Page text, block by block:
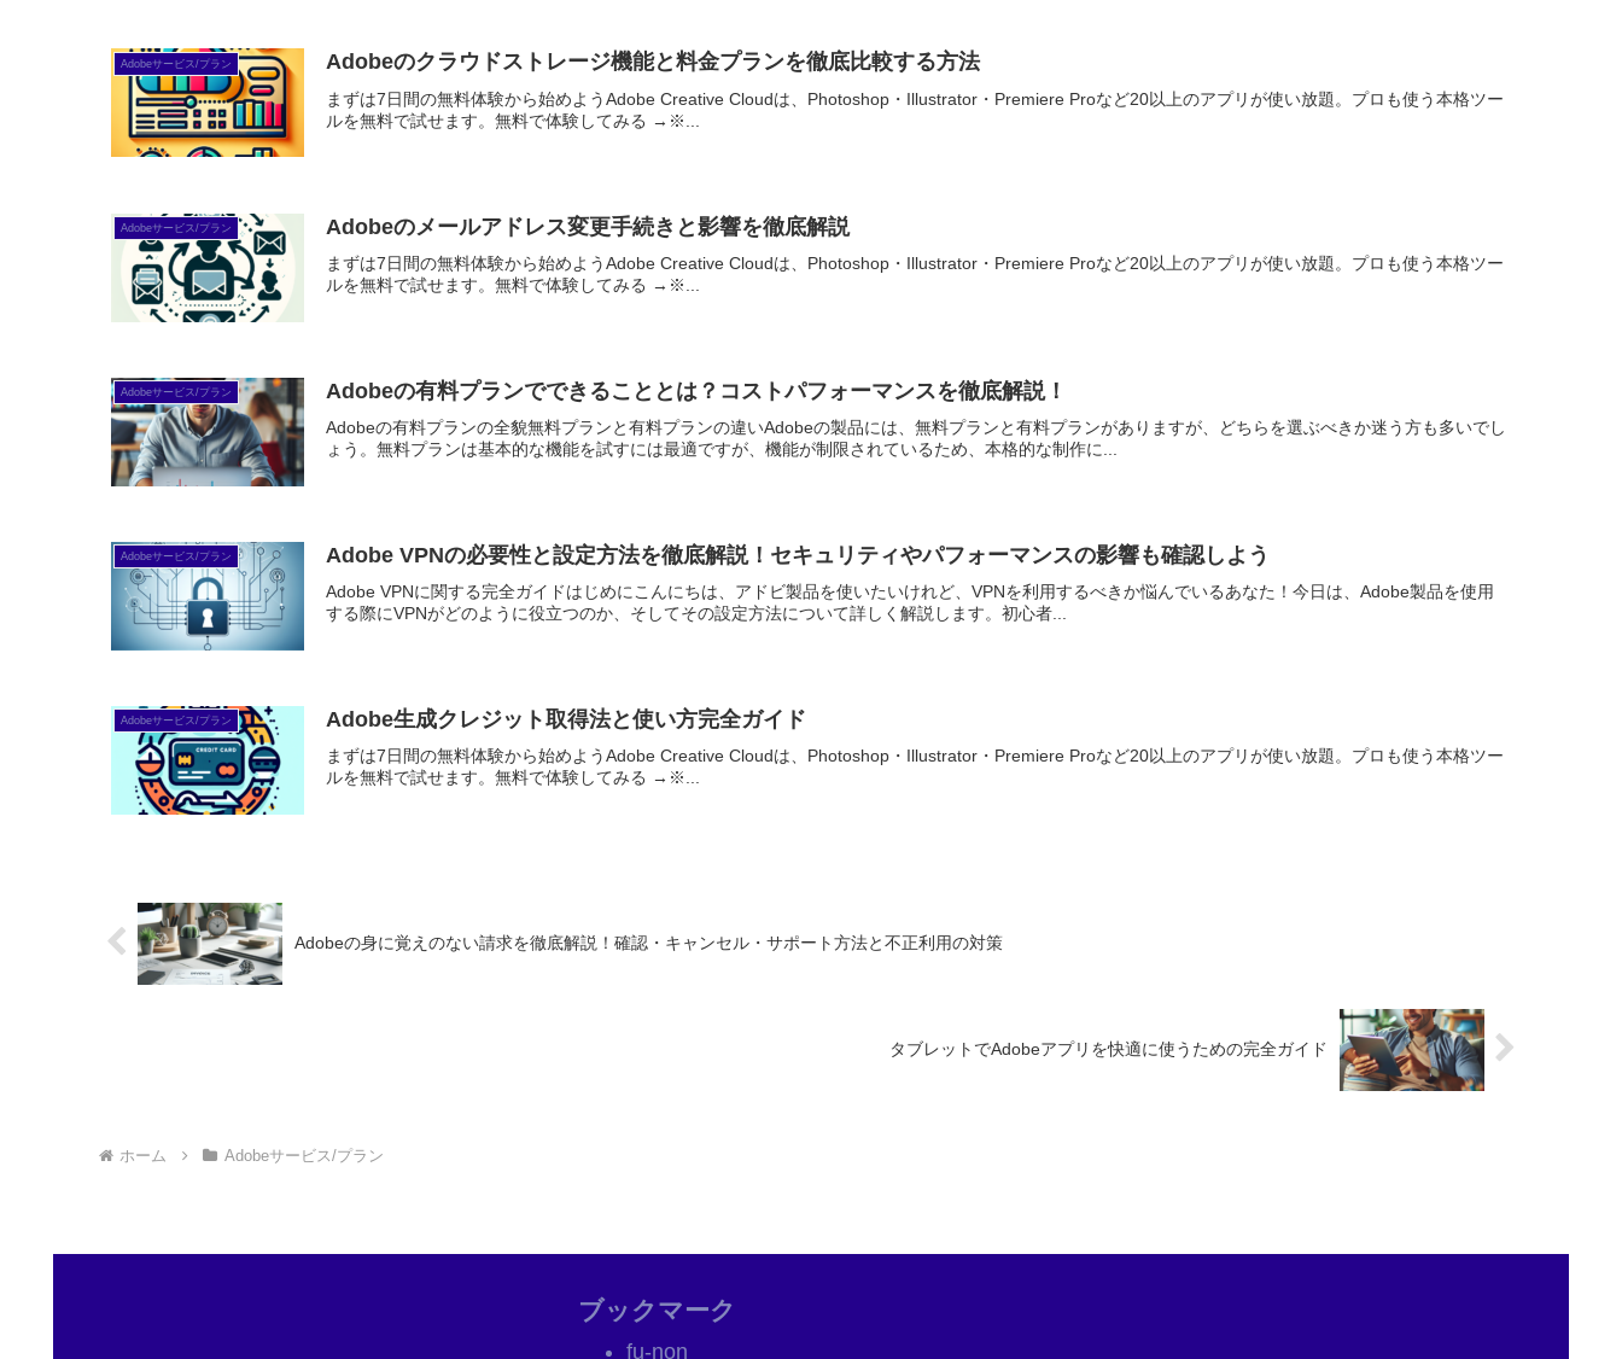
Adobeサービス/プラン Adobeのクラウドストレージ機能と料金プランを徹底比較する方法
まずは7日間の無料体験から始めようAdobe Creative Cloudは、Photoshop・Illustrator・Premiere Proなど20以上のアプリが使い放題。プロも使う本格ツー
ルを無料で試せます。無料で体験してみる →※...
Adobeサービス/プラン Adobeのメールアドレス変更手続きと影響を徹底解説
まずは7日間の無料体験から始めようAdobe Creative Cloudは、Photoshop・Illustrator・Premiere Proなど20以上のアプリが使い放題。プロも使う本格ツー
ルを無料で試せます。無料で体験してみる →※...
Adobeサービス/プラン Adobeの有料プランでできることとは？コストパフォーマンスを徹底解説！
Adobeの有料プランの全貌無料プランと有料プランの違いAdobeの製品には、無料プランと有料プランがありますが、どちらを選ぶべきか迷う方も多いでし
ょう。無料プランは基本的な機能を試すには最適ですが、機能が制限されているため、本格的な制作に...
Adobeサービス/プラン Adobe VPNの必要性と設定方法を徹底解説！セキュリティやパフォーマンスの影響も確認しよう
Adobe VPNに関する完全ガイドはじめにこんにちは、アドビ製品を使いたいけれど、VPNを利用するべきか悩んでいるあなた！今日は、Adobe製品を使用
する際にVPNがどのように役立つのか、そしてその設定方法について詳しく解説します。初心者...
Adobeサービス/プラン Adobe生成クレジット取得法と使い方完全ガイド
まずは7日間の無料体験から始めようAdobe Creative Cloudは、Photoshop・Illustrator・Premiere Proなど20以上のアプリが使い放題。プロも使う本格ツー
ルを無料で試せます。無料で体験してみる →※...
Adobeの身に覚えのない請求を徹底解説！確認・キャンセル・サポート方法と不正利用の対策
タブレットでAdobeアプリを快適に使うための完全ガイド
ホーム Adobeサービス/プラン
ブックマーク
fu-non